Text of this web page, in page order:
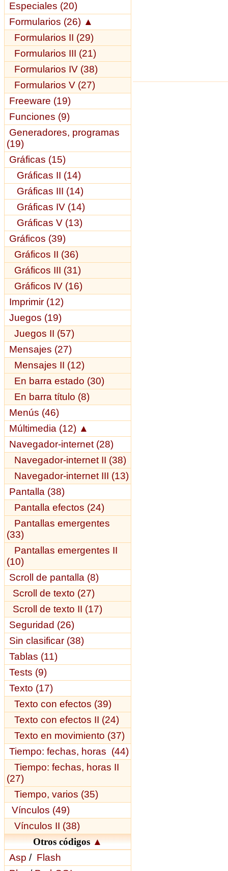
Especiales (20)
Formularios (26) ▲
Formularios II (29)
Formularios III (21)
Formularios IV (38)
Formularios V (27)
Freeware (19)
Funciones (9)
Generadores, programas
(19)
Gráficas (15)
Gráficas II (14)
Gráficas III (14)
Gráficas IV (14)
Gráficas V (13)
Gráficos (39)
Gráficos II (36)
Gráficos III (31)
Gráficos IV (16)
Imprimir (12)
Juegos (19)
Juegos II (57)
Mensajes (27)
Mensajes II (12)
En barra estado (30)
En barra título (8)
Menús (46)
Múltimedia (12) ▲
Navegador-internet (28)
Navegador-internet II (38)
Navegador-internet III (13)
Pantalla (38)
Pantalla efectos (24)
Pantallas emergentes
(33)
Pantallas emergentes II
(10)
Scroll de pantalla (8)
Scroll de texto (27)
Scroll de texto II (17)
Seguridad (26)
Sin clasificar (38)
Tablas (11)
Tests (9)
Texto (17)
Texto con efectos (39)
Texto con efectos II (24)
Texto en movimiento (37)
Tiempo: fechas, horas (44)
Tiempo: fechas, horas II
(27)
Tiempo, varios (35)
Vínculos (49)
Vínculos II (38)
Otros códigos▲
Asp / Flash